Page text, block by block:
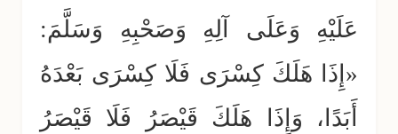
عَلَيْهِ وَعَلَى آلِهِ وَصَحْبِهِ وَسَلَّمَ:
«إِذَا هَلَكَ كِسْرَى فَلَا كِسْرَى بَعْدَهُ
أَبَدًا، وَإِذَا هَلَكَ قَيْصَرُ فَلَا قَيْصَرُ